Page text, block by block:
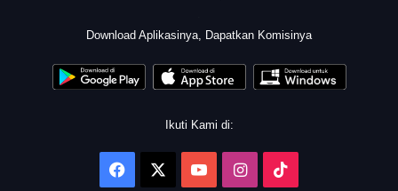
Download Aplikasinya, Dapatkan Komisinya
Ikuti Kami di:
Facebook YouTubeInstagram